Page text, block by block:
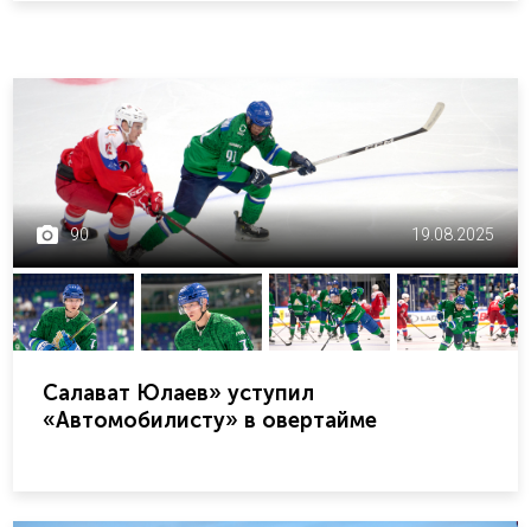
90 19.08.2025
Салават Юлаев» уступил
«Автомобилисту» в овертайме